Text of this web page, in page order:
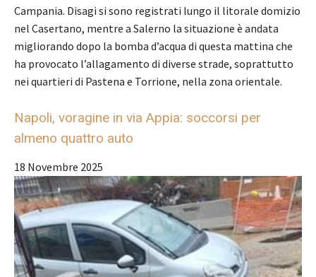
Campania. Disagi si sono registrati lungo il litorale domizio
nel Casertano, mentre a Salerno la situazione è andata
migliorando dopo la bomba d’acqua di questa mattina che
ha provocato l’allagamento di diverse strade, soprattutto
nei quartieri di Pastena e Torrione, nella zona orientale.
Napoli, voragine in via Appia: soccorsi per
almeno quattro auto
18 Novembre 2025